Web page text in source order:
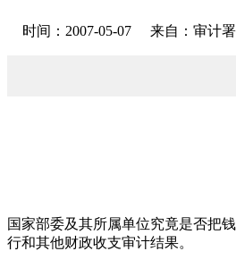
时间：2007-05-07 来自：审计署
国家部委及其所属单位究竟是否把
行和其他财政收支审计结果。